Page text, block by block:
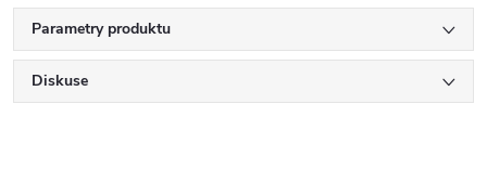
Parametry produktu
Diskuse